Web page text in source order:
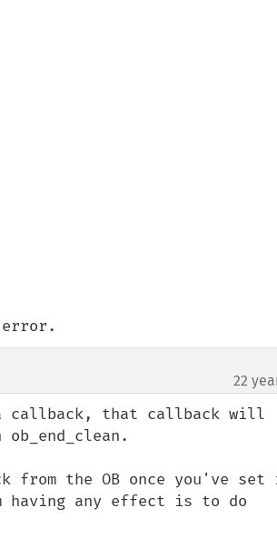
22
callback, that callback will
from the OB once you've
having any effect is to do